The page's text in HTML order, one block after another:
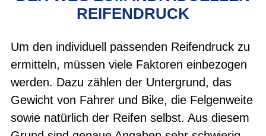
REIFENDRUCK
Um den individuell passenden Reifendruck zu
ermitteln, müssen viele Faktoren einbezogen
werden. Dazu zählen der Untergrund, das
Gewicht von Fahrer und Bike, die Felgenweite
sowie natürlich der Reifen selbst. Aus diesem